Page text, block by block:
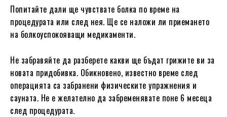
Попитайте дали ще чувствате болка по време на
процедурата или след нея. Ще се наложи ли приемането
на болкоуспокояващи медикаменти.
Не забравяйте да разберете какви ще бъдат грижите ви за
новата придобивка. Обикновено, известно време след
операцията са забранени физическите упражнения и
сауната. Не е желателно да забременявате поне 6 месеца
след процедурата.